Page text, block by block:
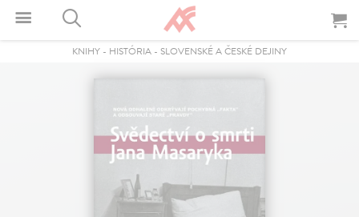
KNIHY - HISTÓRIA - SLOVENSKÉ A ČESKÉ DEJINY